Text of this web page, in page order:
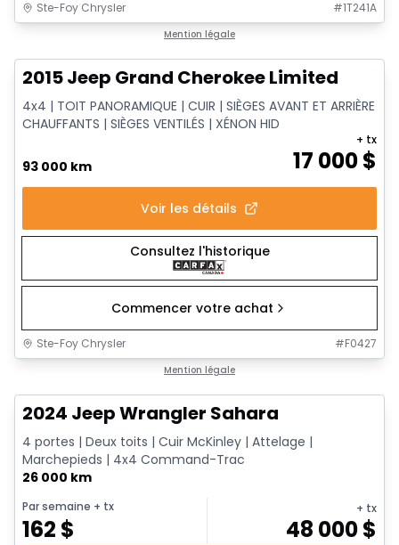
Ste-Foy Chrysler #1T241A
Mention légale
2015 Jeep Grand Cherokee Limited
4x4 | TOIT PANORAMIQUE | CUIR | SIÈGES AVANT ET ARRIÈRE
CHAUFFANTS | SIÈGES VENTILÉS | XÉNON HID
93 000 km 17 000$
+ tx
Voir les détails
Consultez l'historique
Commencer votre achat
Ste-Foy Chrysler #F0427
Mention légale
2024 Jeep Wrangler Sahara
4 portes | Deux toits | Cuir McKinley | Attelage |
Marchepieds | 4x4 Command-Trac
26 000 km
Par semaine + tx
162 $
+ tx
48 000$